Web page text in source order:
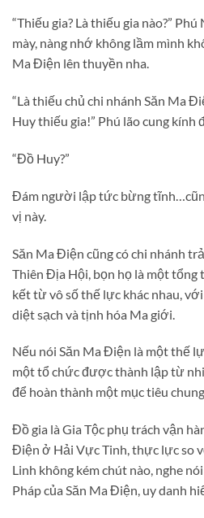
“Thiếu gia? Là thiếu gia nào?”
mày, nàng nhớ không lầm mình
Ma Điện lên thuyền nha.
“Là thiếu chủ chi nhánh Săn Ma
Huy thiếu gia!” Phú lão cung kính
“Đồ Huy?”
Đám người lập tức bừng
vị này.
Săn Ma Điện cũng có chi nhánh
Thiên Địa Hội, bọn họ là một
kết từ vô số thế lực khác nhau,
diệt sạch và tịnh hóa Ma giới.
Nếu nói Săn Ma Điện là một thế
một tổ chức được thành lập từ
để hoàn thành một mục tiêu
Đồ gia là Gia Tộc phụ trách vận
Điện ở Hải Vực Tinh, thực lực so
Linh không kém chút nào, nghe
Pháp của Săn Ma Điện, uy danh